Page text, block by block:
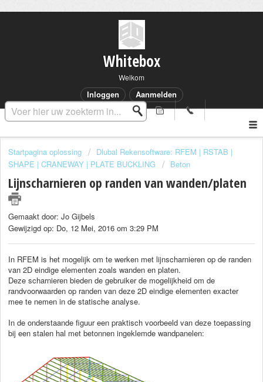
Whitebox
Welkom
Inloggen Aanmelden
Startpagina oplossing
Dlubal Rekensoftware: RFEM | RSTAB |
SHAPE | CRANEWAY | PLATE BUCKLING
Beton
Lijnscharnieren op randen van wanden/platen
Gemaakt door: Jo Gijbels
Gewijzigd op: Do, 12 Mei, 2016 om 3:29 PM
In RFEM is het mogelijk om te werken met lijnscharnieren op de randen
van 2D eindige elementen zoals wanden en platen.
Deze scharnieren bieden de gebruiker de mogelijkheid om de
randvoorwaarden op randen van deze 2D eindige elementen exacter
mee te nemen in de statische analyse.
In de onderstaande figuur een praktisch voorbeeld van deze toepassing
bij een stalen hal met betonnen ingeklemde wandpanelen: